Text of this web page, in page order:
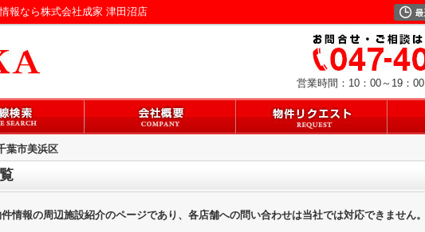
報なら株式会社成家 津田沼店
営業時間：10：00～19：00
葉市美浜区
情報の周辺施設紹介のページであり、各店舗への問い合わせは当社では対応できません。